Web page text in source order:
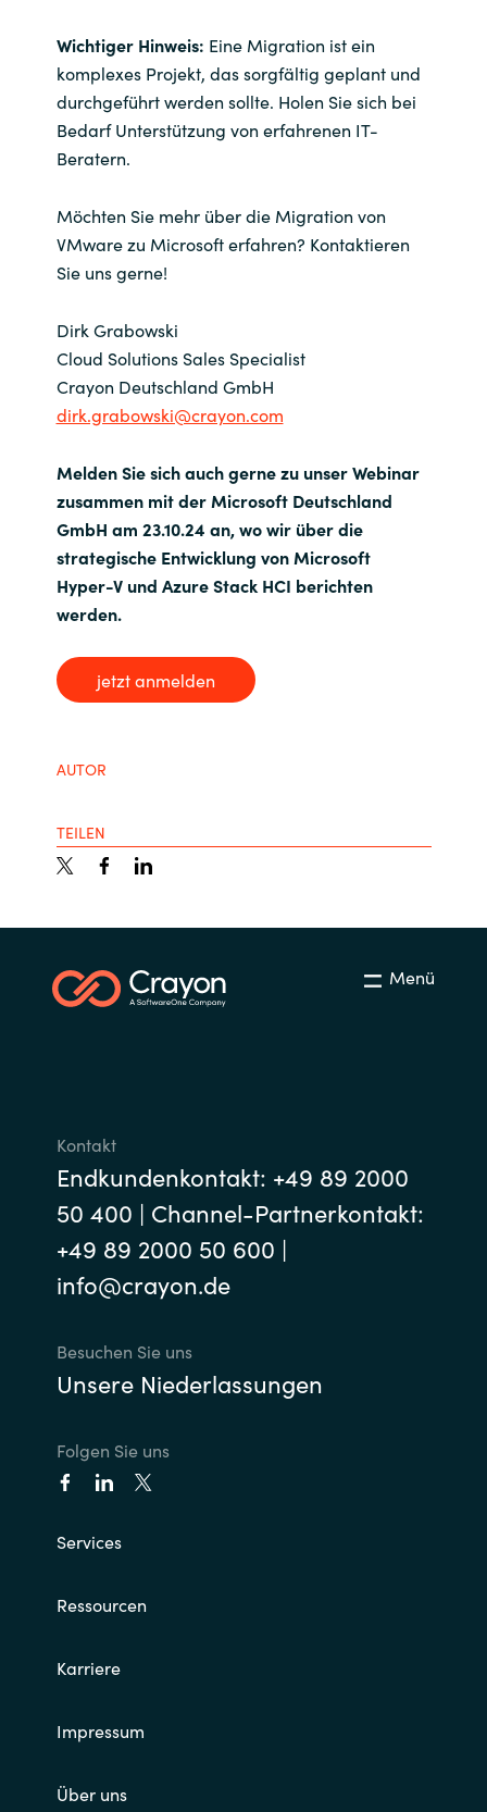
Wichtiger Hinweis: Eine Migration ist ein
komplexes Projekt, das sorgfältig geplant und
durchgeführt werden sollte. Holen Sie sich bei
Bedarf Unterstützung von erfahrenen IT-
Beratern.
Möchten Sie mehr über die Migration von
VMware zu Microsoft erfahren? Kontaktieren
Sie uns gerne!
Dirk Grabowski
Cloud Solutions Sales Specialist
Crayon Deutschland GmbH
dirk.grabowski@crayon.com
Melden Sie sich auch gerne zu unser Webinar
zusammen mit der Microsoft Deutschland
GmbH am 23.10.24 an, wo wir über die
strategische Entwicklung von Microsoft
Hyper-V und Azure Stack HCI berichten
werden.
jetzt anmelden
AUTOR
TEILEN
Menü
Kontakt
Endkundenkontakt: +49 89 2000
50 400 | Channel-Partnerkontakt:
+49 89 2000 50 600 |
info@crayon.de
Besuchen Sie uns
Unsere Niederlassungen
Folgen Sie uns
Services
Ressourcen
Karriere
Impressum
Über uns